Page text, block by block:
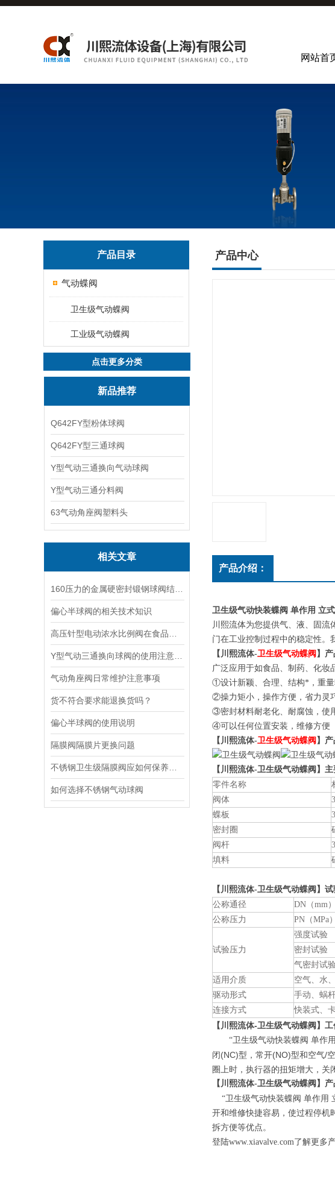
网站首
产品目录
气动蝶阀
卫生级气动蝶阀
工业级气动蝶阀
点击更多分类
新品推荐
Q642FY型粉体球阀
Q642FY型三通球阀
Y型气动三通换向气动球阀
Y型气动三通分料阀
63气动角座阀塑料头
相关文章
偏心半球阀的相关技术知识
气动角座阀日常维护注意事项
货不符合要求能退换货吗？
偏心半球阀的使用说明
隔膜阀隔膜片更换问题
如何选择不锈钢气动球阀
产品中心
产品介绍：
卫生级气动快装蝶阀 单作用 立
川熙流体为您提供气、液、固
门在工业控制过程中的稳定性。
【川熙流体-卫生级气动蝶阀 】产
广泛应用于如食品、制药、化妆
①设计新颖、合理、结构*，重
②操力矩小，操作方便，省力灵
③密封材料耐老化、耐腐蚀，使
④可以任何位置安装，维修方便
【川熙流体-卫生级气动蝶阀 】产
【川熙流体-卫生级气动蝶阀】主
零件名称
阀体
蝶板
密封圈
阀杆
填料
【川熙流体-卫生级气动蝶阀】试
公称通径
DN（mm）
公称压力
PN（MPa）
试验压力
强度试验
密封试验
气密封试验
适用介质
空气、水
驱动形式
手动、蜗
连接方式
快装式、
【川熙流体-卫生级气动蝶阀】工
“卫生级气动快装蝶阀 单作
闭(NC)型，常开(NO)型和空气/
圈上时，执行器的扭矩增大，关
【川熙流体-卫生级气动蝶阀】产
“卫生级气动快装蝶阀 单作用
开和维修快捷容易，使过程停机
拆方便等优点。
登陆www.xiavalve.com了解更多